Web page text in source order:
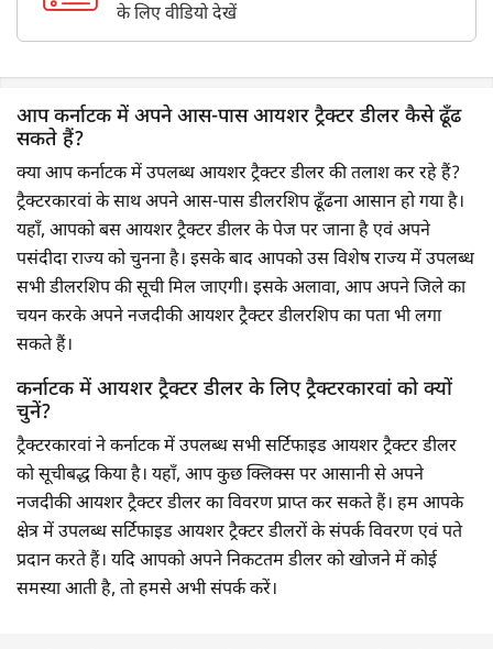
के लिए वीडियो देखें
आप कर्नाटक में अपने आस-पास आयशर ट्रैक्टर डीलर कैसे ढूँढ
सकते हैं?
क्या आप कर्नाटक में उपलब्ध आयशर ट्रैक्टर डीलर की तलाश कर रहे हैं?
ट्रैक्टरकारवां के साथ अपने आस-पास डीलरशिप ढूँढना आसान हो गया है।
यहाँ, आपको बस आयशर ट्रैक्टर डीलर के पेज पर जाना है एवं अपने
पसंदीदा राज्य को चुनना है। इसके बाद आपको उस विशेष राज्य में उपलब्ध
सभी डीलरशिप की सूची मिल जाएगी। इसके अलावा, आप अपने जिले का
चयन करके अपने नजदीकी आयशर ट्रैक्टर डीलरशिप का पता भी लगा
सकते हैं।
कर्नाटक में आयशर ट्रैक्टर डीलर के लिए ट्रैक्टरकारवां को क्यों
चुनें?
ट्रैक्टरकारवां ने कर्नाटक में उपलब्ध सभी सर्टिफाइड आयशर ट्रैक्टर डीलर
को सूचीबद्ध किया है। यहाँ, आप कुछ क्लिक्स पर आसानी से अपने
नजदीकी आयशर ट्रैक्टर डीलर का विवरण प्राप्त कर सकते हैं। हम आपके
क्षेत्र में उपलब्ध सर्टिफाइड आयशर ट्रैक्टर डीलरों के संपर्क विवरण एवं पते
प्रदान करते हैं। यदि आपको अपने निकटतम डीलर को खोजने में कोई
समस्या आती है, तो हमसे अभी संपर्क करें।